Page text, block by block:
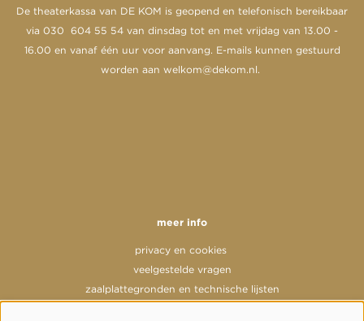
De theaterkassa van DE KOM is geopend en telefonisch bereikbaar
via 030 604 55 54 van dinsdag tot en met vrijdag van 13.00 -
16.00 en vanaf één uur voor aanvang. E-mails kunnen gestuurd
worden aan welkom@dekom.nl.
meer info
privacy en cookies
veelgestelde vragen
zaalplattegronden en technische lijsten